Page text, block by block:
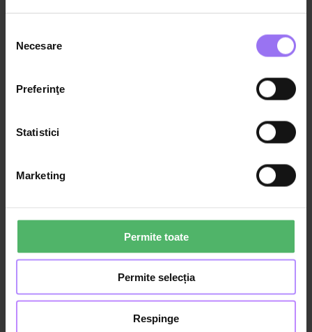
consimțământului
Necesare
Preferinţe
Statistici
Marketing
Permite toate
Permite selecția
Respinge
11:45
Cum să descifrezi nevoile diferite din
metode de a aplana conflictele?
Ioana Kessler
Bunăstarea părintelui 19:20
Decalogul unui preludiu reușit și
rutina cuplurilor fericite